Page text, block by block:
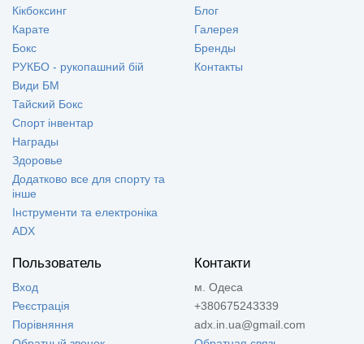
Кікбоксинг
Карате
Бокс
РУКБО - рукопашний бій
Види БМ
Тайский Бокс
Спорт інвентар
Награды
Здоровье
Додатково все для спорту та
інше
Інструменти та електроніка
ADX
Блог
Галерея
Бренды
Контакты
Пользователь
Вход
Реєстрація
Порівняння
Контакти
м. Одеса
+380675243339
adx.in.ua@gmail.com